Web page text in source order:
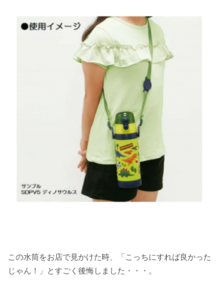
この水筒をお店で見かけた時、「こっちにすれば良かった
じゃん！」とすごく後悔しました・・・。